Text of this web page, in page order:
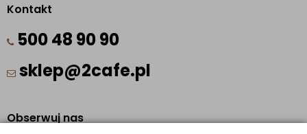
Kontakt
500 48 90 90
sklep@2cafe.pl
Obserwuj nas